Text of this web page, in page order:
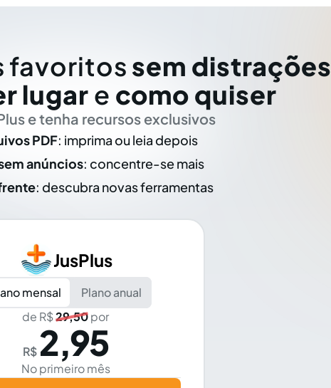
favoritos sem distrações
lugar e como quiser
e tenha recursos exclusivos
PDF: imprima ou leia depois
anúncios: concentre-se mais
: descubra novas ferramentas
JusPlus
mensal
Plano anual
de R$29,50por
R$ 2,95
No primeiro mês